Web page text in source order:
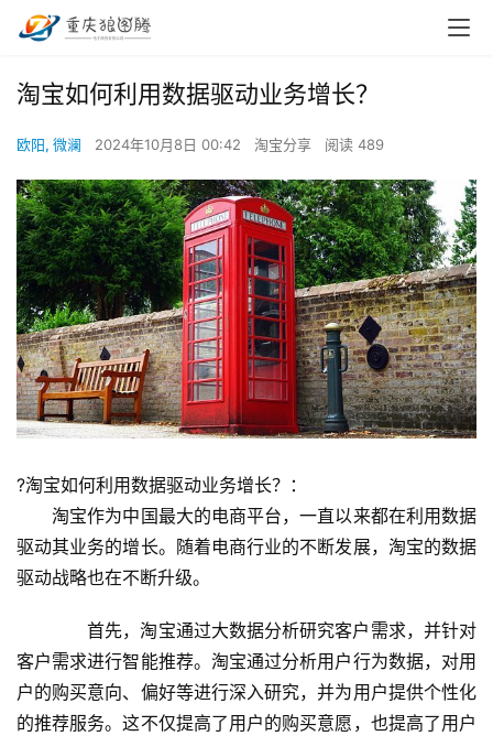
淘宝如何利用数据驱动业务增长？
欧阳, 微澜 2024年10月8日 00:42 淘宝分享 阅读 489
?淘宝如何利用数据驱动业务增长？：
淘宝作为中国最大的电商平台，一直以来都在利用数据
驱动其业务的增长。随着电商行业的不断发展，淘宝的数据
驱动战略也在不断升级。
首先，淘宝通过大数据分析研究客户需求，并针对
客户需求进行智能推荐。淘宝通过分析用户行为数据，对用
户的购买意向、偏好等进行深入研究，并为用户提供个性化
的推荐服务。这不仅提高了用户的购买意愿，也提高了用户